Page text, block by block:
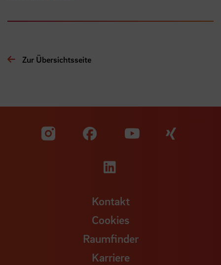
Zur Übersichtsseite
Zu unserer Facebook
Zu
Zu unserer
Kontakt
Cookies
Raumfinder
Karriere